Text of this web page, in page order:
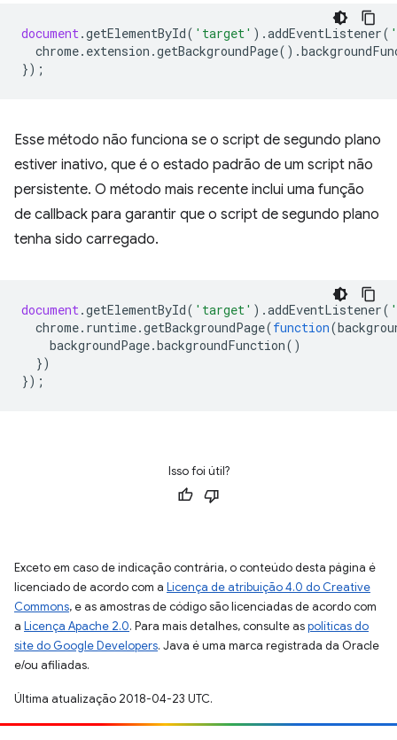
document.getElementById( 'target' ).addEventListener(
chrome. extension .getBackgroundPage().
});
Esse método não funciona se o script de segundo plano
estiver inativo, que é o estado padrão de um script não
persistente. O método mais recente inclui uma função
de callback para garantir que o script de segundo plano
tenha sido carregado.
document.getElementById( 'target' ).addEventListener(
chrome. runtime.getBackgroundPage(function(
backgroundPage.backgroundFunction()
})
});
Isso foi útil?
Exceto em caso de indicação contrária, o conteúdo desta página é
licenciado de acordo com a Licença de atribuição 4.0 do Creative
Commons, e as amostras de código são licenciadas de acordo com
a Licença Apache 2.0. Para mais detalhes, consulte aspolíticas do
site do Google Developers. Java é uma marca registrada da Oracle
e/ou afiliadas.
Última atualização 2018-04-23 UTC.